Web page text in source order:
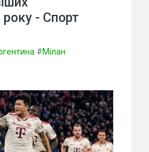
року - Спорт
#Мілан